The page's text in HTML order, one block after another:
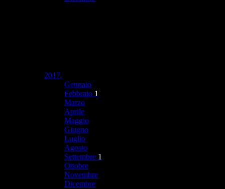
2017
Gennaio
Febbraio 1
Marzo
Aprile
Maggio
Giugno
Luglio
Agosto
Settembre 1
Ottobre
Novembre
Dicembre